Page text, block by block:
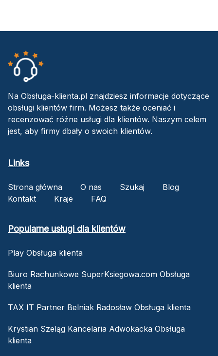
Na Obsługa-klienta.pl znajdziesz informacje dotyczące
obsługi klientów firm. Możesz także oceniać i
recenzować różne usługi dla klientów. Naszym celem
jest, aby firmy dbały o swoich klientów.
Links
Strona główna O nas Szukaj
Blog
Kontakt
Kraje FAQ
Popularne usługi dla klientów
Play Obsługa klienta
Biuro Rachunkowe SuperKsiegowa.com Obsługa
klienta
TAX IT Partner Belniak Radosław Obsługa klienta
Krystian Szeląg Kancelaria Adwokacka Obsługa
klienta